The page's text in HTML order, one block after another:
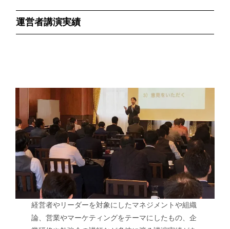
運営者講演実績
経営者やリーダーを対象にしたマネジメントや組織
論、営業やマーケティングをテーマにしたもの、企